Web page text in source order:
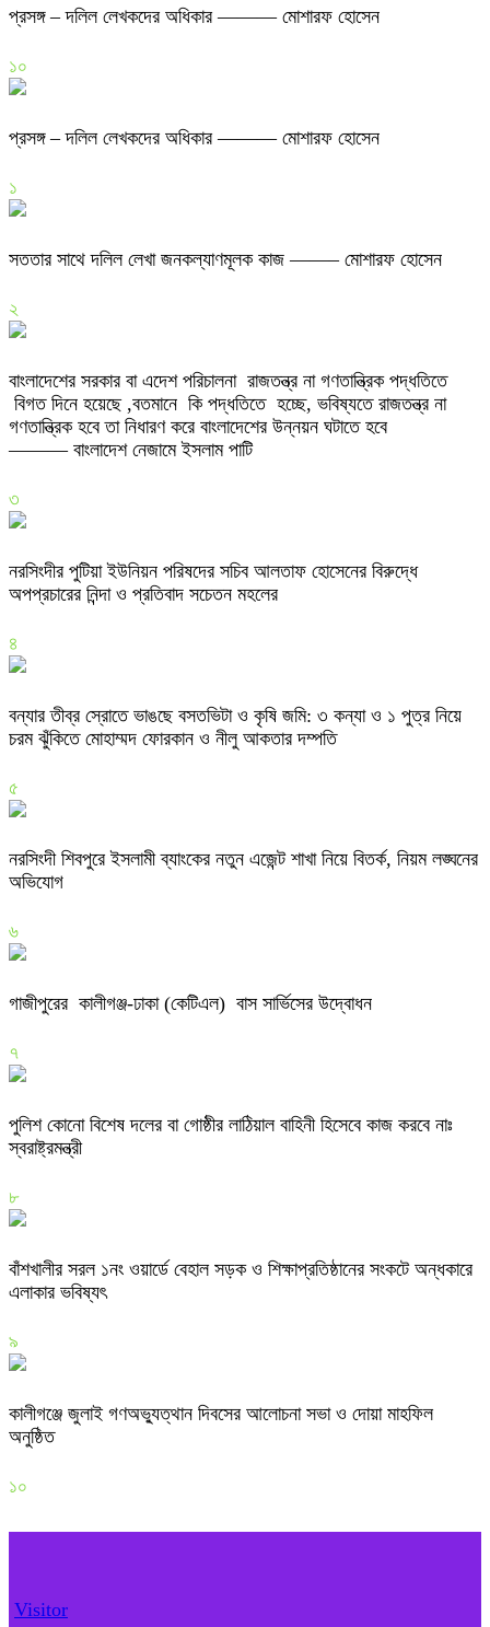
প্রসঙ্গ – দলিল লেখকদের অধিকার ——— মোশারফ হোসেন
১০
প্রসঙ্গ – দলিল লেখকদের অধিকার ——— মোশারফ হোসেন
১
সততার সাথে দলিল লেখা জনকল্যাণমূলক কাজ ——– মোশারফ হোসেন
২
বাংলাদেশের সরকার বা এদেশ পরিচালনা রাজতন্ত্র না গণতান্ত্রিক পদ্ধতিতে
বিগত দিনে হয়েছে ,বতমানে কি পদ্ধতিতে হচ্ছে, ভবিষ্যতে রাজতন্ত্র না
গণতান্ত্রিক হবে তা নিধারণ করে বাংলাদেশের উন্নয়ন ঘটাতে হবে
——— বাংলাদেশ নেজামে ইসলাম পাটি
৩
নরসিংদীর পুটিয়া ইউনিয়ন পরিষদের সচিব আলতাফ হোসেনের বিরুদ্ধে
অপপ্রচারের নিন্দা ও প্রতিবাদ সচেতন মহলের
৪
বন্যার তীব্র স্রোতে ভাঙছে বসতভিটা ও কৃষি জমি: ৩ কন্যা ও ১ পুত্র নিয়ে
চরম ঝুঁকিতে মোহাম্মদ ফোরকান ও নীলু আকতার দম্পতি
৫
নরসিংদী শিবপুরে ইসলামী ব্যাংকের নতুন এজেন্ট শাখা নিয়ে বিতর্ক, নিয়ম লঙ্ঘনের
অভিযোগ
৬
গাজীপুরের কালীগঞ্জ-ঢাকা (কেটিএল) বাস সার্ভিসের উদ্বোধন
৭
পুলিশ কোনো বিশেষ দলের বা গোষ্ঠীর লাঠিয়াল বাহিনী হিসেবে কাজ করবে নাঃ
স্বরাষ্ট্রমন্ত্রী
৮
বাঁশখালীর সরল ১নং ওয়ার্ডে বেহাল সড়ক ও শিক্ষাপ্রতিষ্ঠানের সংকটে অন্ধকারে
এলাকার ভবিষ্যৎ
৯
কালীগঞ্জে জুলাই গণঅভ্যুত্থান দিবসের আলোচনা সভা ও দোয়া মাহফিল
অনুষ্ঠিত
১০
Visitor